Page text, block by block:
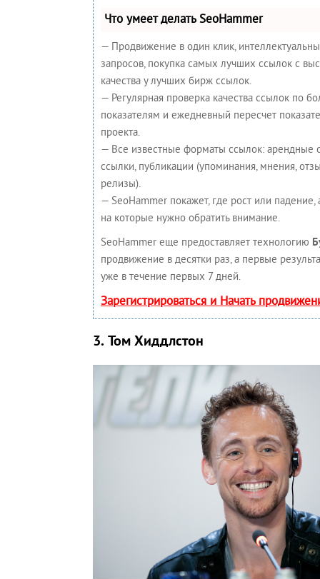
Что умеет делать SeoHammer
— Продвижение в один клик,
запросов, покупка самых лучших ссылок с
качества у лучших бирж ссылок.
— Регулярная проверка качества ссылок по
показателям и ежедневный пересчет
проекта.
— Все известные форматы ссылок: арендные
ссылки, публикации (упоминания, мнения,
релизы).
— SeoHammer покажет, где рост или падение,
на которые нужно обратить внимание.
SeoHammer еще предоставляет технологию
продвижение в десятки раз, а первые
уже в течение первых 7 дней.
Зарегистрироваться и Начать
3. Том Хиддлстон